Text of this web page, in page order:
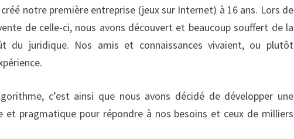
notre première entreprise (jeux sur Internet) à 16 ans. Lors de
de celle-ci, nous avons découvert et beaucoup souffert de la
du juridique. Nos amis et connaissances vivaient, ou plutôt
c’est ainsi que nous avons décidé de développer une
et pragmatique pour répondre à nos besoins et ceux de milliers